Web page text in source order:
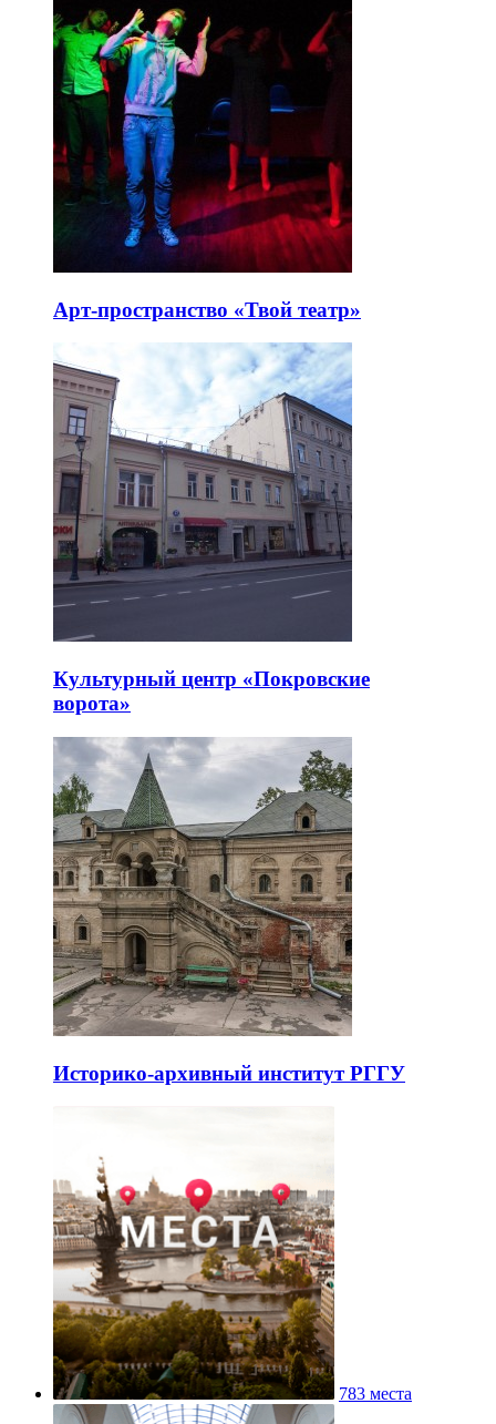
Арт-пространство «Твой театр»
Культурный центр «Покровские
ворота»
Историко-архивный институт РГГУ
783 места